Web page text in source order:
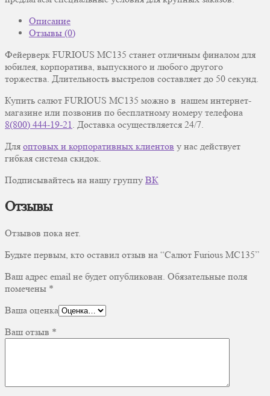
Описание
Отзывы (0)
Фейерверк FURIOUS MC135 станет отличным финалом для
юбилея, корпоратива, выпускного и любого другого
торжества. Длительность выстрелов составляет до 50 секунд.
Купить салют FURIOUS MC135 можно в нашем интернет-
магазине или позвонив по бесплатному номеру телефона
8(800) 444-19-21. Доставка осуществляется 24/7.
Для оптовых и корпоративных клиентов у нас действует
гибкая система скидок.
Подписывайтесь на нашу группу ВК
Отзывы
Отзывов пока нет.
Будьте первым, кто оставил отзыв на “Салют Furious MC135”
Ваш адрес email не будет опубликован. Обязательные поля
помечены *
Ваша оценка
Ваш отзыв *